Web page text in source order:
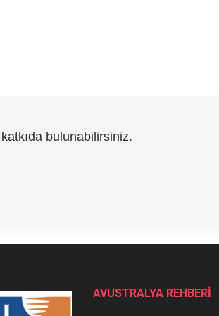
bulunabilirsiniz.
AVUSTRALYA REHBERİ